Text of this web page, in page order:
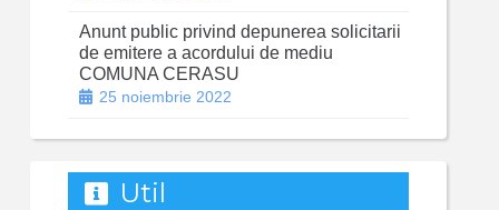
Anunt public privind depunerea solicitarii
de emitere a acordului de mediu
COMUNA CERASU
25 noiembrie 2022
Util